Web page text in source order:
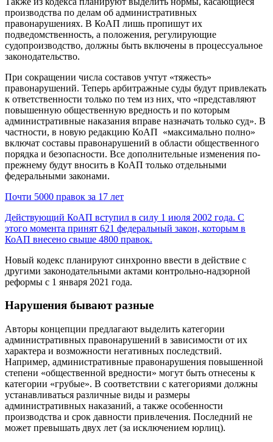
производства по делам об административных
правонарушениях. В КоАП лишь пропишут их
подведомственность, а положения, регулирующие
судопроизводство, должны быть включены в процессуальное
законодательство.
При сокращении числа составов учтут «тяжесть»
правонарушений. Теперь арбитражные суды будут привлекать
к ответственности только по тем из них, что «представляют
повышенную общественную вредность и по которым
административные наказания вправе назначать только суд». В
частности, в новую редакцию КоАП «максимально полно»
включат составы правонарушений в области общественного
порядка и безопасности. Все дополнительные изменения по-
прежнему будут вносить в КоАП только отдельными
федеральными законами.
Почти 5000 правок за 17 лет
Действующий КоАП вступил в силу 1 июля 2002 года. С
этого момента принят 621 федеральный закон, которым в
КоАП внесено свыше 4800 правок.
Новый кодекс планируют синхронно ввести в действие с
другими законодательными актами контрольно-надзорной
реформы с 1 января 2021 года.
Нарушения бывают разные
Авторы концепции предлагают выделить категории
административных правонарушений в зависимости от их
характера и возможности негативных последствий.
Например, административные правонарушения повышенной
степени «общественной вредности» могут быть отнесены к
категории «грубые». В соответствии с категориями должны
устанавливаться различные виды и размеры
административных наказаний, а также особенности
производства и срок давности привлечения. Последний не
может превышать двух лет (за исключением юрлиц).